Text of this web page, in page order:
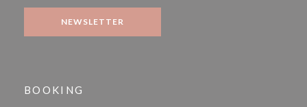
NEWSLETTER
BOOKING